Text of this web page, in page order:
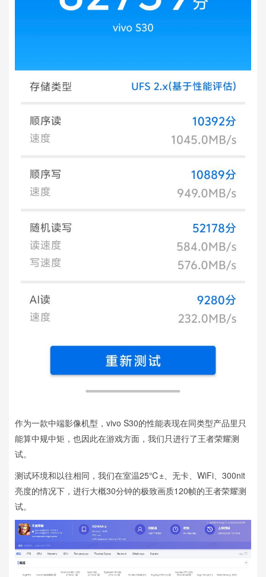
作为一款中端影像机型，vivo S30的性能表现在同类型产品里只
能算中规中矩，也因此在游戏方面，我们只进行了王者荣耀测
试。
测试环境和以往相同，我们在室温25℃±、无卡、WiFi、300nit
亮度的情况下，进行大概30分钟的极致画质120帧的王者荣耀测
试。